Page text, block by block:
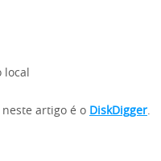
artigo é o DiskDigger.